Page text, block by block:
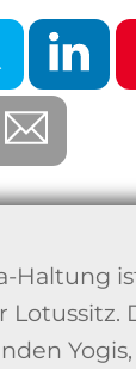
Haltung
Yogis,